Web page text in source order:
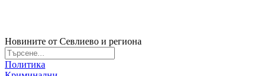
Новините от Севлиево и региона
Политика